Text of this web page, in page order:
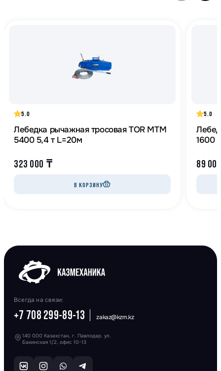
5.0
Лебедка рычажная тросовая TOR МТМ
5400 5,4 т L=20м
323 000 ₸
В КОРЗИНУ
5.0
1600
89
Всегда на связи:
+7 708 299-89-13 zakaz@kzm.kz
140 000 Казахстан, г. Павлодар, ул.
Бакинская 1/2, офис 10-13